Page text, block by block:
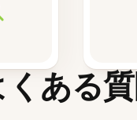
くある